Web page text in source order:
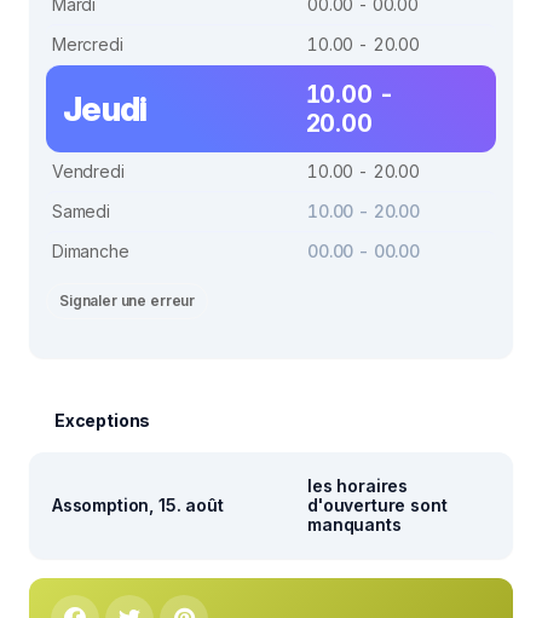
Mardi
00.00 - 00.00
Mercredi
10.00 - 20.00
Jeudi
10.00 -
20.00
Vendredi
10.00 - 20.00
Samedi
10.00 - 20.00
Dimanche
00.00 - 00.00
Signaler une erreur
Exceptions
Assomption, 15. août
les horaires
d'ouverture sont
manquants